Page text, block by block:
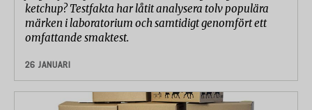
ketchup? Testfakta har låtit analysera tolv populära
märken i laboratorium och samtidigt genomfört ett
omfattande smaktest.
26 JANUARI